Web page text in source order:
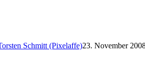
Schmitt (Pixelaffe)23. November